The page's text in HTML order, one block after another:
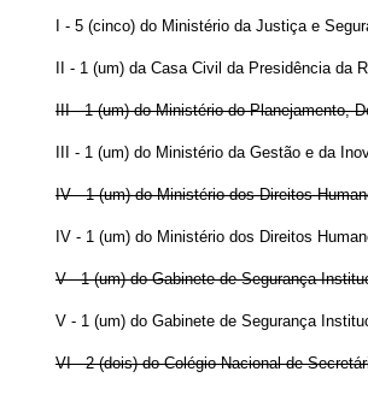
I - 5 (cinco) do Ministério da Justiça e
II - 1 (um) da Casa Civil da Presidência da
III - 1 (um) do Ministério do Planejamento,
III - 1 (um) do Ministério da Gestão e da
IV - 1 (um) do Ministério dos Direitos
IV - 1 (um) do Ministério dos Direitos
V - 1 (um) do Gabinete de Segurança
V - 1 (um) do Gabinete de Segurança
VI - 2 (dois) do Colégio Nacional de